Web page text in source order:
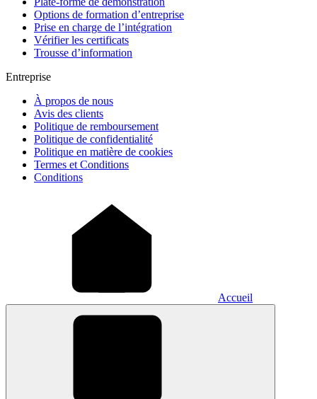
Options de formation d’entreprise
Prise en charge de l’intégration
Vérifier les certificats
Trousse d’information
Entreprise
À propos de nous
Avis des clients
Politique de remboursement
Politique de confidentialité
Politique en matière de cookies
Termes et Conditions
Conditions
Accueil